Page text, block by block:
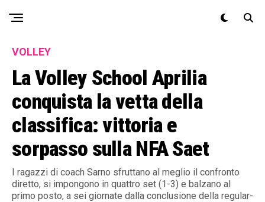
VOLLEY
La Volley School Aprilia
conquista la vetta della
classifica: vittoria e
sorpasso sulla NFA Saet
I ragazzi di coach Sarno sfruttano al meglio il confronto
diretto, si impongono in quattro set (1-3) e balzano al
primo posto, a sei giornate dalla conclusione della regular-